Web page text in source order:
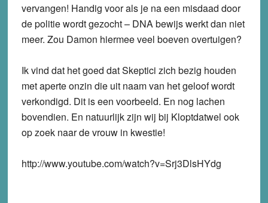
vervangen! Handig voor als je na een misdaad door
de politie wordt gezocht – DNA bewijs werkt dan niet
meer. Zou Damon hiermee veel boeven overtuigen?
Ik vind dat het goed dat Skeptici zich bezig houden
met aperte onzin die uit naam van het geloof wordt
verkondigd. Dit is een voorbeeld. En nog lachen
bovendien. En natuurlijk zijn wij bij Kloptdatwel ook
op zoek naar de vrouw in kwestie!
http://www.youtube.com/watch?v=Srj3DlsHYdg